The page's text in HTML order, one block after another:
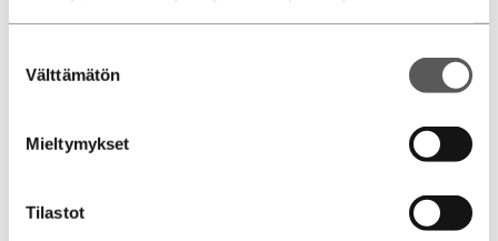
valinta
Välttämätön
Mieltymykset
Tilastot